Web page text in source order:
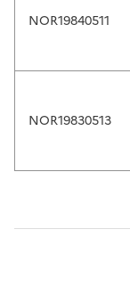
NOR19840511
NOR19830513